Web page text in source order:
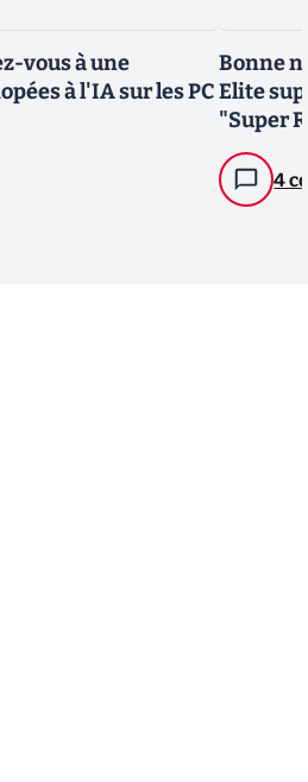
vous à une
à l'IA sur les PC
Bonne
Elite
"Super
4